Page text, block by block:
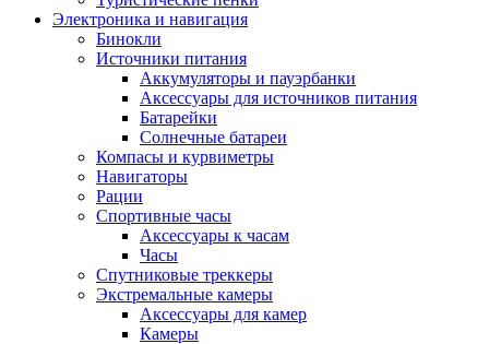
Электроника и навигация
Бинокли
Источники питания
Аккумуляторы и пауэрбанки
Аксессуары для источников питания
Батарейки
Солнечные батареи
Компасы и курвиметры
Навигаторы
Рации
Спортивные часы
Аксессуары к часам
Часы
Спутниковые треккеры
Экстремальные камеры
Аксессуары для камер
Камеры